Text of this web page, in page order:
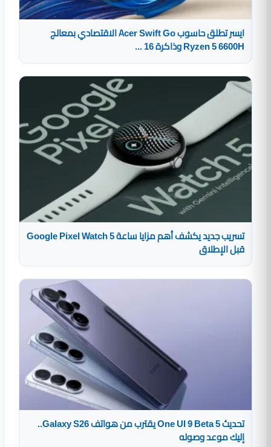
ايسر تطلق حاسوب Acer Swift Go الاقتصادي بمعالج
Ryzen 5 6600H وذاكرة 16 ...
تسريب جديد يكشف أهم مزايا ساعة Google Pixel Watch 5
قبل الإطلاق
تحديث One UI 9 Beta 5 يقترب من هواتف Galaxy S26..
إليك موعد وصوله